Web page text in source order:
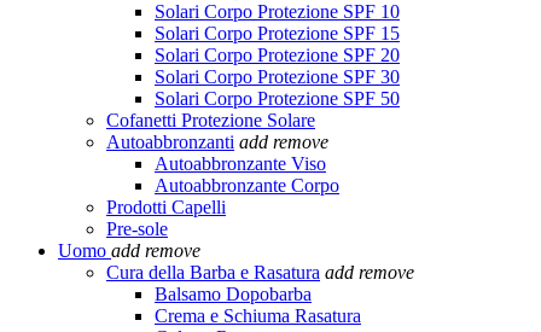
Solari Corpo Protezione SPF 10
Solari Corpo Protezione SPF 15
Solari Corpo Protezione SPF 20
Solari Corpo Protezione SPF 30
Solari Corpo Protezione SPF 50
Cofanetti Protezione Solare
Autoabbronzanti add remove
Autoabbronzante Viso
Autoabbronzante Corpo
Prodotti Capelli
Pre-sole
Uomo add remove
Cura della Barba e Rasatura add remove
Balsamo Dopobarba
Crema e Schiuma Rasatura